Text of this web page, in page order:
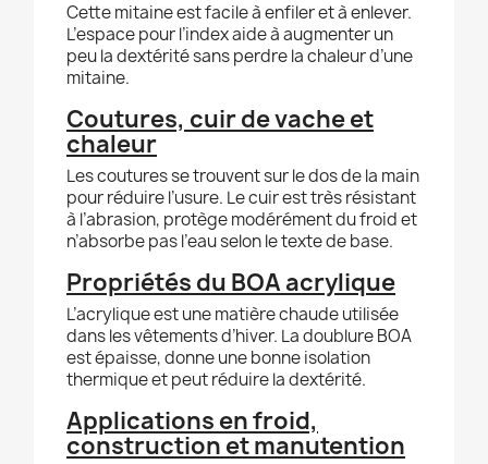
Cette mitaine est facile à enfiler et à enlever.
L’espace pour l’index aide à augmenter un
peu la dextérité sans perdre la chaleur d’une
mitaine.
Coutures, cuir de vache et
chaleur
Les coutures se trouvent sur le dos de la main
pour réduire l’usure. Le cuir est très résistant
à l’abrasion, protège modérément du froid et
n’absorbe pas l’eau selon le texte de base.
Propriétés du BOA acrylique
L’acrylique est une matière chaude utilisée
dans les vêtements d’hiver. La doublure BOA
est épaisse, donne une bonne isolation
thermique et peut réduire la dextérité.
Applications en froid,
construction et manutention